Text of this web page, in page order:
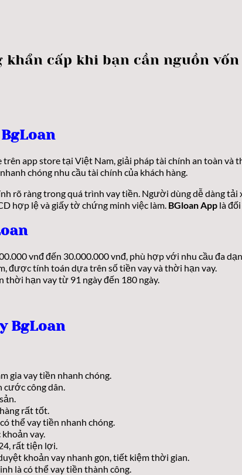
cấp khi bạn cần nguồn
app store tại Việt Nam, giải pháp tài chính an toàn
chóng nhu cầu tài chính của khách hàng.
rõ ràng trong quá trình vay tiền. Người dùng dễ dàng
hợp lệ và giấy tờ chứng minh việc làm. BGloan App là
vnđ đến 30.000.000 vnđ, phù hợp với nhu cầu đa
được tính toán dựa trên số tiền vay và thời hạn vay.
thời hạn vay từ 91 ngày đến 180 ngày.
BgLoan
gia vay tiền nhanh chóng.
cước công dân.
rất tốt.
thể vay tiền nhanh chóng.
vay.
rất tiện lợi.
khoản vay nhanh gọn, tiết kiệm thời gian.
là có thể vay tiền thành công.